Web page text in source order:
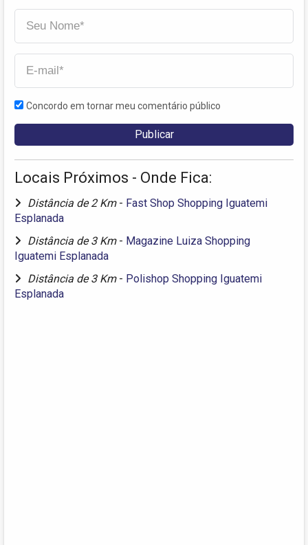
Concordo em tornar meu comentário público
Locais Próximos - Onde Fica:
Distância de 2 Km - Fast Shop Shopping Iguatemi
Esplanada
Distância de 3 Km - Magazine Luiza Shopping
Iguatemi Esplanada
Distância de 3 Km - Polishop Shopping Iguatemi
Esplanada